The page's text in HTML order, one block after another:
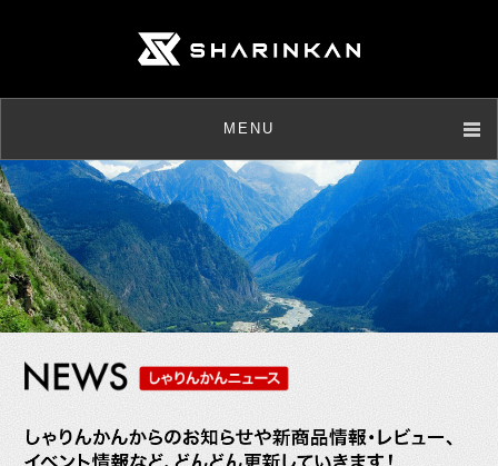
MENU
店舗情報
取扱商品
メンテナンス
よくあるご質問